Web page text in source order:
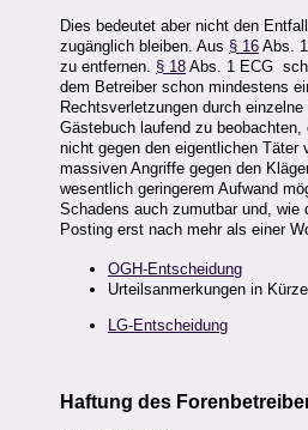
Dies bedeutet aber nicht den
zugänglich bleiben. Aus § 16 Abs.
zu entfernen. § 18 Abs. 1 ECG
dem Betreiber schon mindestens
Rechtsverletzungen durch
Gästebuch laufend zu
nicht gegen den eigentlichen Täter
massiven Angriffe gegen den
wesentlich geringerem Aufwand
Schadens auch zumutbar und,
Posting erst nach mehr als einer
OGH-Entscheidung
Urteilsanmerkungen in Kürze
LG-Entscheidung
Haftung des